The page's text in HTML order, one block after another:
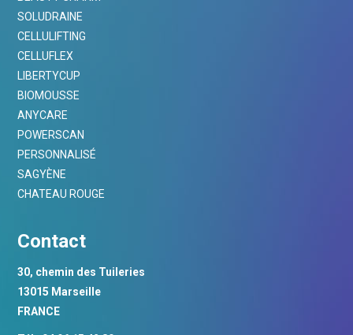
SOLUDRAINE
CELLULIFTING
CELLUFLEX
LIBERTYCUP
BIOMOUSSE
ANYCARE
POWERSCAN
PERSONNALISÉ
SAGYÈNE
CHATEAU ROUGE
Contact
30, chemin des Tuileries
13015 Marseille
FRANCE